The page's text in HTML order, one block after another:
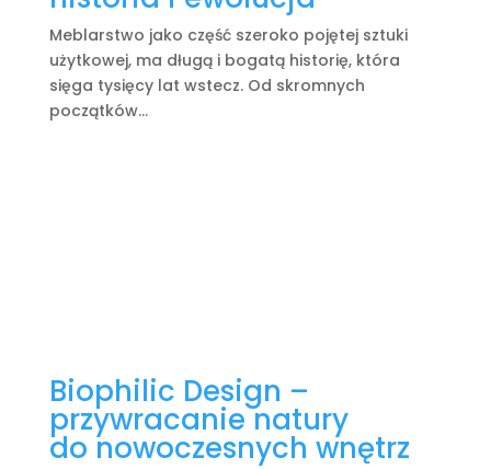
Meblarstwo jako część szeroko pojętej sztuki
użytkowej, ma długą i bogatą historię, która
sięga tysięcy lat wstecz. Od skromnych
początków...
Biophilic Design –
przywracanie natury
do nowoczesnych wnętrz